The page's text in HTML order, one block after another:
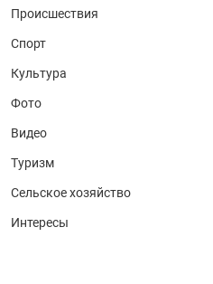
Происшествия
Спорт
Культура
Фото
Видео
Туризм
Сельское хозяйство
Интересы